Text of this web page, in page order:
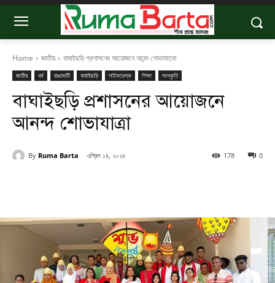
Home জাতীয় বাঘাইছড়ি প্রশাসনের আয়োজনে আনন্দ শোভাযাত্রা
জাতীয় ধর্ম রাঙামাটি বাঘাইছড়ি লাইফডেস্ক শিক্ষা সংস্কৃতি
বাঘাইছড়ি প্রশাসনের আয়োজনে
আনন্দ শোভাযাত্রা
By Ruma Barta এপ্রিল ১৪, ২০২৫ 0
178